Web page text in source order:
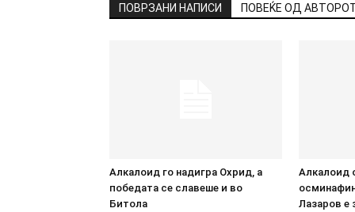
ПОВРЗАНИ НАПИСИ ПОВЕЌЕ ОД
Алкалоид го надигра Охрид, а
победата се славеше и во
Битола
Алкалоид
Лазаров е